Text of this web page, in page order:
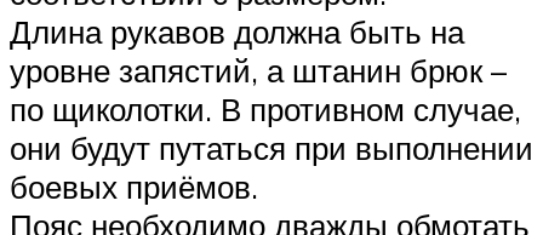
Длина рукавов должна быть на
уровне запястий, а штанин брюк –
по щиколотки. В противном случае,
они будут путаться при выполнении
боевых приёмов.
Пояс необходимо дважды обмотать